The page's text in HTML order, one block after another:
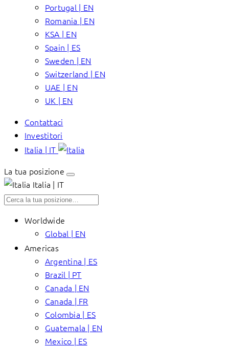
Portugal | EN
Romania | EN
KSA | EN
Spain | ES
Sweden | EN
Switzerland | EN
UAE | EN
UK | EN
Contattaci
Investitori
Italia | IT
La tua posizione
Italia | IT
Worldwide
Global | EN
Americas
Argentina | ES
Brazil | PT
Canada | EN
Canada | FR
Colombia | ES
Guatemala | EN
Mexico | ES